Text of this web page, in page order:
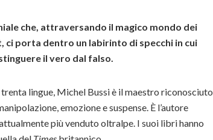
che, attraversando il magico mondo dei
ci porta dentro un labirinto di specchi in cui
il vero dal falso.
lingue, Michel Bussi è il maestro riconosciuto
emozione e suspense. È l’autore
più venduto oltralpe. I suoi libri hanno